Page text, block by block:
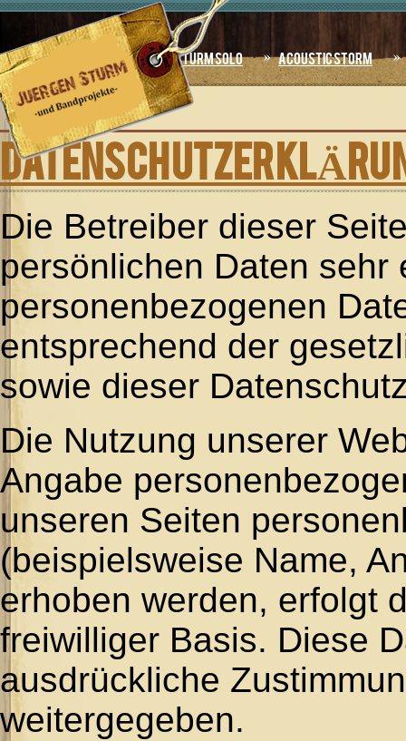
Home Sturm Solo Acoustic Storm
AKTUELLE
SEITE:
STARTSEITE
DATENSCHUTZ
Die Betreiber dieser
persönlichen Daten
personenbezogenen
entsprechend der
sowie dieser
Die Nutzung unserer
Angabe
unseren Seiten
(beispielsweise Name,
erhoben werden, erfolgt
freiwilliger Basis. Diese
ausdrückliche
weitergegeben.
JahrMonat
JahrMonat